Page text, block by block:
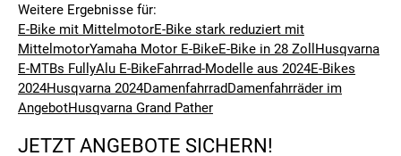
Weitere Ergebnisse für:
E-Bike mit MittelmotorE-Bike stark reduziert mit
MittelmotorYamaha Motor E-BikeE-Bike in 28 Zoll Husqvarna
E-MTBs FullyAlu E-BikeFahrrad-Modelle aus 2024E-Bikes
2024Husqvarna 2024DamenfahrradDamenfahrräder im
AngebotHusqvarna Grand Pather
JETZT ANGEBOTE SICHERN!